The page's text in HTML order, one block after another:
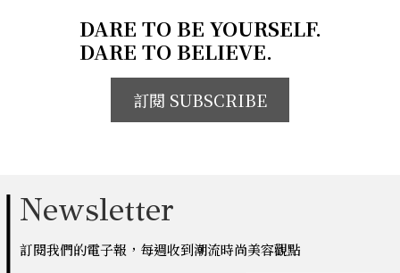
DARE TO BE YOURSELF.
DARE TO BELIEVE.
訂閱 SUBSCRIBE
Newsletter
訂閱我們的電子報，每週收到潮流時尚美容觀點